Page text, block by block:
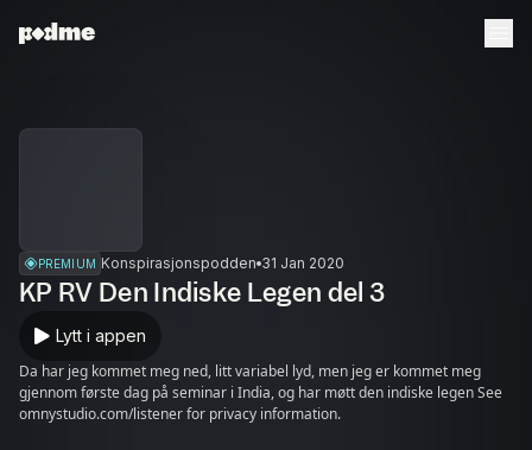
PREMIUM Konspirasjonspodden 31 Jan 2020
KP RV Den Indiske Legen del 3
Lytt i appen
Da har jeg kommet meg ned, litt variabel lyd, men jeg er kommet meg
gjennom første dag på seminar i India, og har møtt den indiske legen See
omnystudio.com/listener for privacy information.